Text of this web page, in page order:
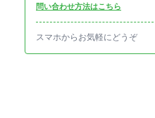
問い合わせ方法はこちら
スマホからお気軽にどうぞ